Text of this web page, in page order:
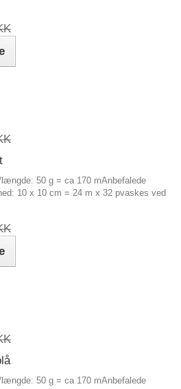
50 g = ca 170 mAnbefalede
10 x 10 cm = 24 m x 32 pvaskes ved
50 g = ca 170 mAnbefalede